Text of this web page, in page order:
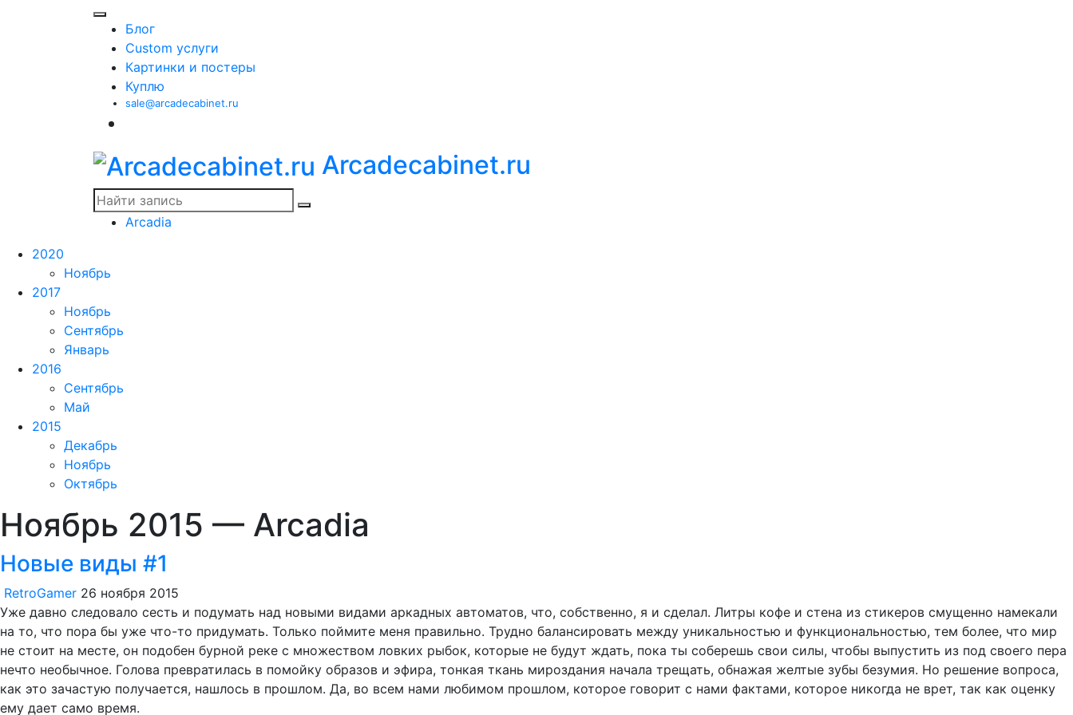
Блог
Custom услуги
Картинки и постеры
Куплю
sale@arcadecabinet.ru
Arcadecabinet.ru
Arcadia
2020
Ноябрь
2017
Ноябрь
Сентябрь
Январь
2016
Сентябрь
Май
2015
Декабрь
Ноябрь
Октябрь
Ноябрь 2015 — Arcadia
Новые виды #1
RetroGamer 26 ноября 2015
Уже давно следовало сесть и подумать над новыми видами аркадных автоматов, что, собственно, я и сделал. Литры кофе и стена из стикеров смущенно намекали
на то, что пора бы уже что-то придумать. Только поймите меня правильно. Трудно балансировать между уникальностью и функциональностью, тем более, что мир
не стоит на месте, он подобен бурной реке с множеством ловких рыбок, которые не будут ждать, пока ты соберешь свои силы, чтобы выпустить из под своего пера
нечто необычное. Голова превратилась в помойку образов и эфира, тонкая ткань мироздания начала трещать, обнажая желтые зубы безумия. Но решение вопроса,
как это зачастую получается, нашлось в прошлом. Да, во всем нами любимом прошлом, которое говорит с нами фактами, которое никогда не врет, так как оценку
ему дает само время.